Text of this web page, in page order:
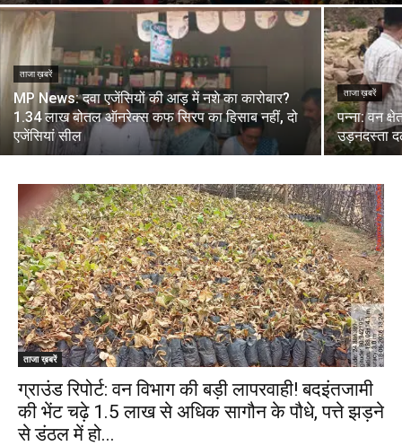
ताजा ख़बरें
MP News: दवा एजेंसियों की आड़ में नशे का कारोबार?
1.34 लाख बोतल ऑनरेक्स कफ सिरप का हिसाब नहीं, दो
एजेंसियां सील
ताजा ख़बरें
पन्ना: वन
उड़नदस्ता
ताजा ख़बरें
ग्राउंड रिपोर्ट: वन विभाग की बड़ी लापरवाही! बदइंतजामी
की भेंट चढ़े 1.5 लाख से अधिक सागौन के पौधे, पत्ते झड़ने
से डंठल में हो...